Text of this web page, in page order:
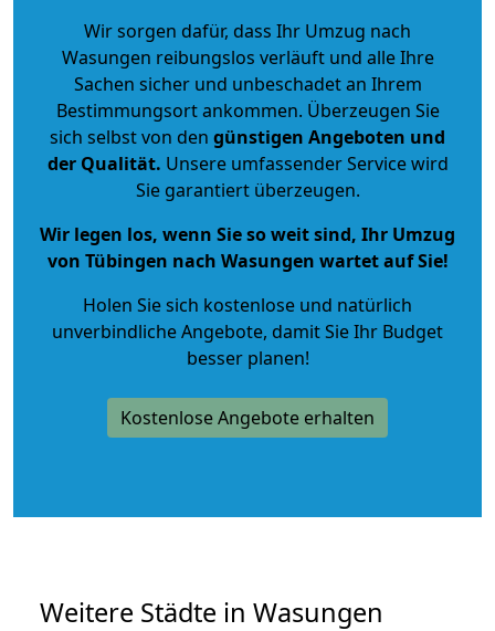
Wir sorgen dafür, dass Ihr Umzug nach
Wasungen reibungslos verläuft und alle Ihre
Sachen sicher und unbeschadet an Ihrem
Bestimmungsort ankommen. Überzeugen Sie
sich selbst von den günstigen Angeboten und
der Qualität. Unsere umfassender Service wird
Sie garantiert überzeugen.
Wir legen los, wenn Sie so weit sind, Ihr Umzug
von Tübingen nach Wasungen wartet auf Sie!
Holen Sie sich kostenlose und natürlich
unverbindliche Angebote, damit Sie Ihr Budget
besser planen!
Kostenlose Angebote erhalten
Weitere Städte in Wasungen